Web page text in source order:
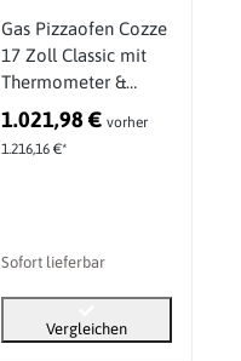
Gas Pizzaofen Cozze
17 Zoll Classic mit
Thermometer &
Druckminderer 50
mbar Zubehör Set 4
1.021,98 € vorher
1.216,16 €*
Sofort lieferbar
Vergleichen